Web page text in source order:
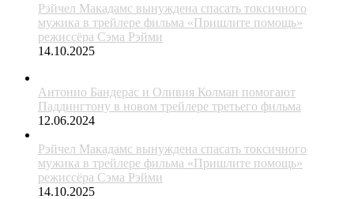
Рэйчел Макадамс вынуждена спасать токсичного
мужика в трейлере фильма «Пришлите помощь»
режиссёра Сэма Рэйми
14.10.2025
Антонио Бандерас и Оливия Колман помогают
Паддингтону в новом трейлере третьего фильма
12.06.2024
Рэйчел Макадамс вынуждена спасать токсичного
мужика в трейлере фильма «Пришлите помощь»
режиссёра Сэма Рэйми
14.10.2025